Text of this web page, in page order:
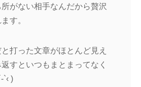
がない相手なんだから贅沢
す。
打った文章がほとんど見え
すといつもまとまってなく
`‹ )